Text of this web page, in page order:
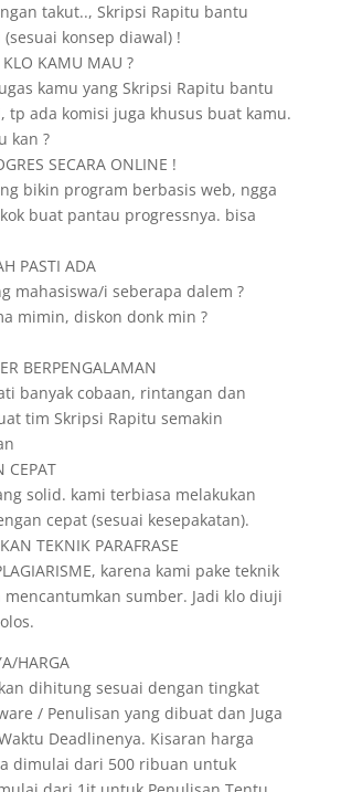
takut.., Skripsi Rapitu bantu
konsep diawal) !
KAMU MAU ?
kamu yang Skripsi Rapitu bantu
tp ada komisi juga khusus buat kamu.
kan ?
SECARA ONLINE !
bikin program berbasis web, ngga
buat pantau progressnya. bisa
PASTI ADA
mahasiswa/i seberapa dalem ?
mimin, diskon donk min ?
BERPENGALAMAN
banyak cobaan, rintangan dan
tim Skripsi Rapitu semakin
CEPAT
solid. kami terbiasa melakukan
cepat (sesuai kesepakatan).
TEKNIK PARAFRASE
karena kami pake teknik
sumber. Jadi klo diuji
HARGA
dihitung sesuai dengan tingkat
/ Penulisan yang dibuat dan Juga
Deadlinenya. Kisaran harga
dimulai dari 500 ribuan untuk